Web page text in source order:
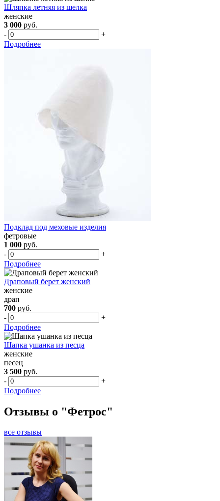
Шляпка летняя из шелка
женские
3 000 руб.
-
+
Подробнее
Подклад под меховые изделия
фетровые
1 000 руб.
-
+
Подробнее
Драповый берет женский
женские
драп
700 руб.
-
+
Подробнее
Шапка ушанка из песца
женские
песец
3 500 руб.
-
+
Подробнее
Отзывы о "Фетрос"
все отзывы